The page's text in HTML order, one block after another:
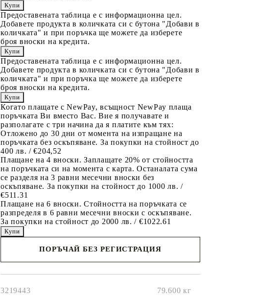
Предоставената таблица е с информационна цел.
Добавете продукта в количката си с бутона "Добави в
количката" и при поръчка ще можете да изберете
броя вноски на кредита.
Предоставената таблица е с информационна цел.
Добавете продукта в количката си с бутона "Добави в
количката" и при поръчка ще можете да изберете
броя вноски на кредита.
Когато плащате с NewPay, всъщност NewPay плаща
поръчката Ви вместо Вас. Вие я получавате и
разполагате с три начина да я платите към тях:
Отложено до 30 дни от момента на изпращане на
поръчката без оскъпяване. За покупки на стойност до
400 лв. / €204,52
Плащане на 4 вноски. Заплащате 20% от стойността
на поръчката си на момента с карта. Останалата сума
се разделя на 3 равни месечни вноски без
оскъпяване. За покупки на стойност до 1000 лв. /
€511.31
Плащане на 6 вноски. Стойността на поръчката се
разпределя в 6 равни месечни вноски с оскъпяване.
За покупки на стойност до 2000 лв. / €1022.61
ПОРЪЧАЙ БЕЗ РЕГИСТРАЦИЯ
3219443 79.600 кг